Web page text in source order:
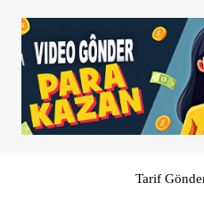
Tarif